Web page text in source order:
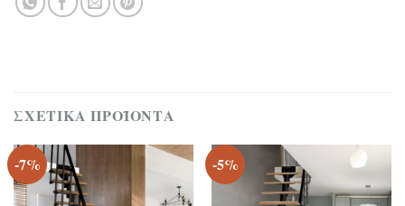
ΣΧΕΤΙΚΆ ΠΡΟΪΌΝΤΑ
-7% -5%